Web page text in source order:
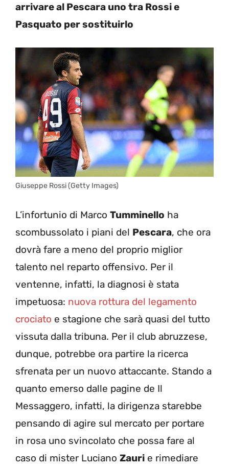
arrivare al Pescara uno tra Rossi e
Pasquato per sostituirlo
Giuseppe Rossi (Getty Images)
L’infortunio di Marco Tumminello ha
scombussolato i piani del Pescara, che ora
dovrà fare a meno del proprio miglior
talento nel reparto offensivo. Per il
ventenne, infatti, la diagnosi è stata
impetuosa: nuova rottura del legamento
crociato e stagione che sarà quasi del tutto
vissuta dalla tribuna. Per il club abruzzese,
dunque, potrebbe ora partire la ricerca
sfrenata per un nuovo attaccante. Stando a
quanto emerso dalle pagine de Il
Messaggero, infatti, la dirigenza starebbe
pensando di agire sul mercato per portare
in rosa uno svincolato che possa fare al
caso di mister Luciano Zauri e rimediare